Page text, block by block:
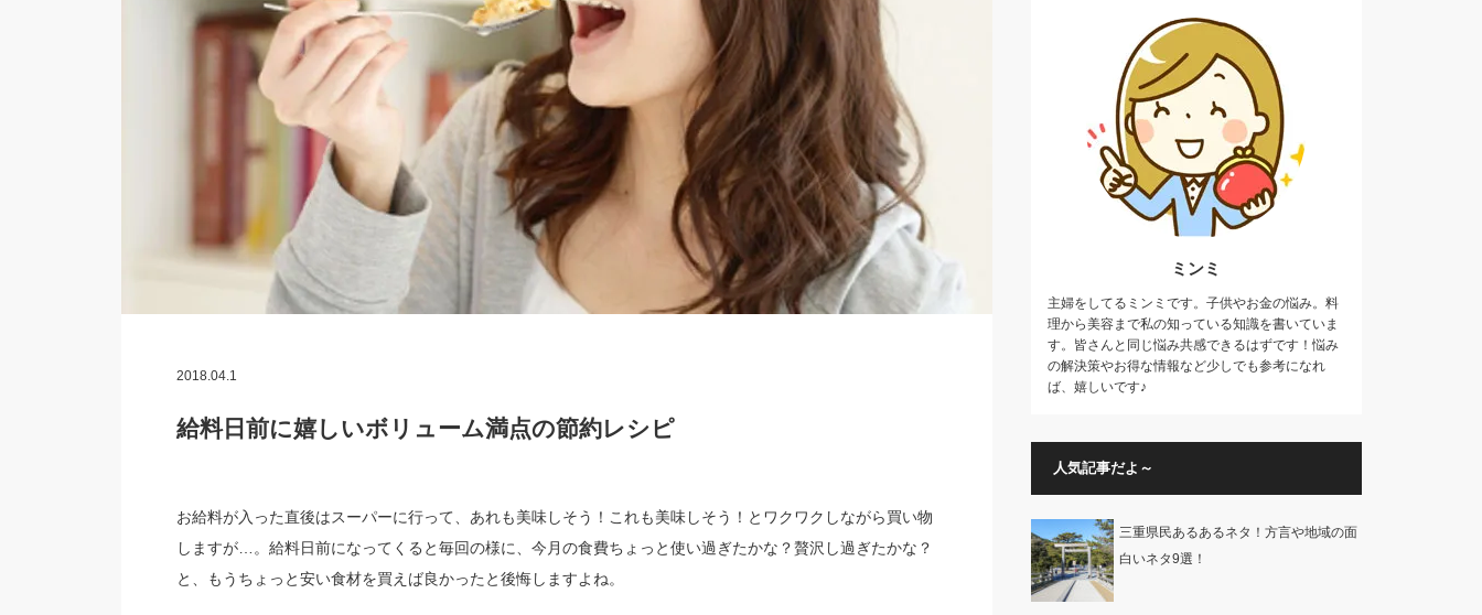
2018.04.1
給料日前に嬉しいボリューム満点の節約レシピ
お給料が入った直後はスーパーに行って、あれも美味しそう！これも美味しそう！とワクワクしながら買い物
しますが…。給料日前になってくると毎回の様に、今月の食費ちょっと使い過ぎたかな？贅沢し過ぎたかな？
と、もうちょっと安い食材を買えば良かったと後悔しますよね。
ミンミ
主婦をしてるミンミです。子供やお金の悩み。料
理から美容まで私の知っている知識を書いていま
す。皆さんと同じ悩み共感できるはずです！悩み
の解決策やお得な情報など少しでも参考になれ
ば、嬉しいです♪
人気記事だよ～
三重県民あるあるネタ！方言や地域の面
白いネタ9選！